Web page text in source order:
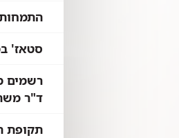
סטאז'
רשמים
ד"ר
תקופת